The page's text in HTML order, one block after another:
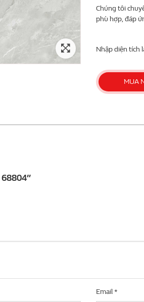
Chúng tôi
phù hợp, đáp
Nhập diện tích
MUA
Email*